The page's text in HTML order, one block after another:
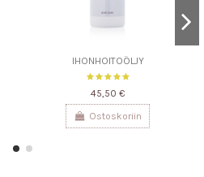
IHONHOITOÖLJY
45,50 €
Ostoskoriin